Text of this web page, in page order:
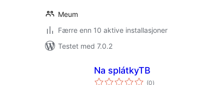
Meum
Færre enn 10 aktive installasjoner
Testet med 7.0.2
Na splátkyTB
(0totale
)